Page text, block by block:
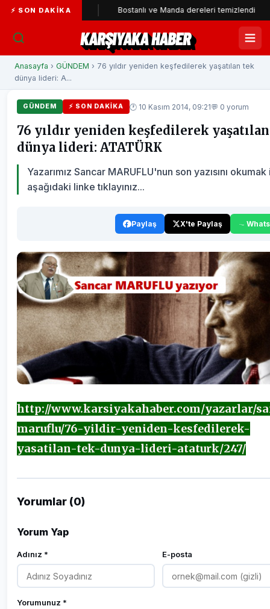
⚡ SON DAKIKA
katıldı Bostanlı ve Manda dereleri temizlendi
KARŞIYAKA HABER
Anasayfa › GÜNDEM › 76 yıldır yeniden keşfedilerek yaşatılan tek
dünya lideri: A...
GÜNDEM ⚡ SON DAKIKA 🕐 10 Kasım 2014, 09:21💬 0 yorum
76 yıldır yeniden keşfedilerek
dünya lideri: ATATÜRK
Yazarımız Sancar MARUFLU'nun son yazısını
aşağıdaki linke tıklayınız...
Paylaş X'te Paylaş
http://www.karsiyakahaber.com/yazarlar/
maruflu/76-yildir-yeniden-kesfedilerek-
yasatilan-tek-dunya-lideri-ataturk/247/
Yorumlar (0)
Yorum Yap
Adınız * E-posta
Yorumunuz *